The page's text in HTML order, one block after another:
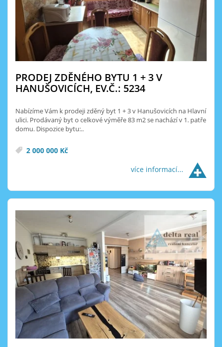
PRODEJ ZDĚNÉHO BYTU 1 + 3 V
HANUŠOVICÍCH, EV.Č.: 5234
Nabízíme Vám k prodeji zděný byt 1 + 3 v Hanušovicích na Hlavní
ulici. Prodávaný byt o celkové výměře 83 m2 se nachází v 1. patře
domu. Dispozice bytu:..
2 000 000 Kč
více informací...